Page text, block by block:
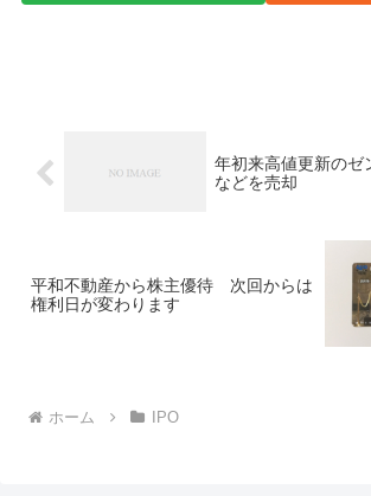
年初来高値更新のゼ
などを売却
平和不動産から株主優待 次回からは
権利日が変わります
ホーム IPO